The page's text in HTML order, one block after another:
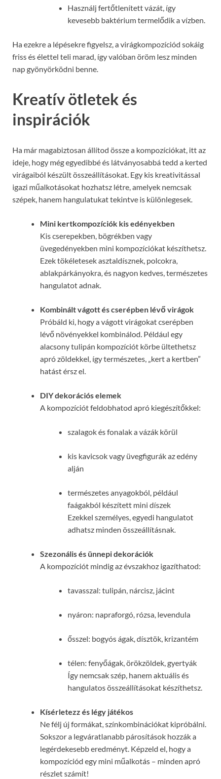
Használj fertőtlenített vázát, így
kevesebb baktérium termelődik a vízben.
Ha ezekre a lépésekre figyelsz, a virágkompozíciód sokáig
friss és élettel teli marad, így valóban öröm lesz minden
nap gyönyörködni benne.
Kreatív ötletek és
inspirációk
Ha már magabiztosan állítod össze a kompozíciókat, itt az
ideje, hogy még egyedibbé és látványosabbá tedd a kerted
virágaiból készült összeállításokat. Egy kis kreativitással
igazi műalkotásokat hozhatsz létre, amelyek nemcsak
szépek, hanem hangulatukat tekintve is különlegesek.
Mini kertkompozíciók kis edényekben
Kis cserepekben, bögrékben vagy
üvegedényekben mini kompozíciókat készíthetsz.
Ezek tökéletesek asztaldísznek, polcokra,
ablakpárkányokra, és nagyon kedves, természetes
hangulatot adnak.
Kombinált vágott és cserépben lévő virágok
Próbáld ki, hogy a vágott virágokat cserépben
lévő növényekkel kombinálod. Például egy
alacsony tulipán kompozíciót körbe ültethetsz
apró zöldekkel, így természetes, „kert a kertben”
hatást érsz el.
DIY dekorációs elemek
A kompozíciót feldobhatod apró kiegészítőkkel:
szalagok és fonalak a vázák körül
kis kavicsok vagy üvegfigurák az edény
alján
természetes anyagokból, például
faágakból készített mini díszek
Ezekkel személyes, egyedi hangulatot
adhatsz minden összeállításnak.
Szezonális és ünnepi dekorációk
A kompozíciót mindig az évszakhoz igazíthatod:
tavasszal: tulipán, nárcisz, jácint
nyáron: napraforgó, rózsa, levendula
ősszel: bogyós ágak, dísztök, krizantém
télen: fenyőágak, örökzöldek, gyertyák
Így nemcsak szép, hanem aktuális és
hangulatos összeállításokat készíthetsz.
Kísérletezz és légy játékos
Ne félj új formákat, színkombinációkat kipróbálni.
Sokszor a legváratlanabb párosítások hozzák a
legérdekesebb eredményt. Képzeld el, hogy a
kompozíciód egy mini műalkotás – minden apró
részlet számít!